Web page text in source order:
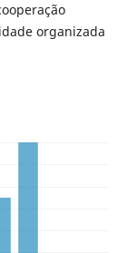
organizada